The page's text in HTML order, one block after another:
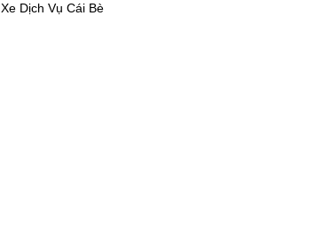
Xe Dịch Vụ Cái Bè